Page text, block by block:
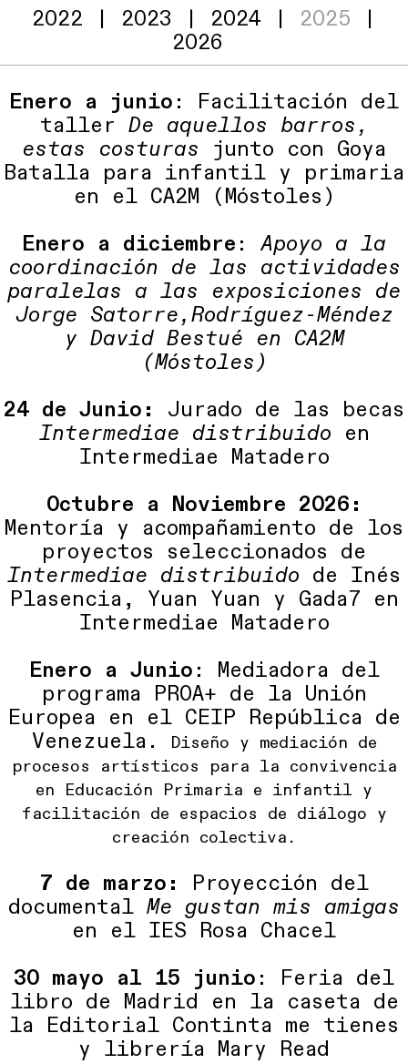
2022 | 2023 | 2024 | 2025 |
2026
Enero a junio : Facilitación del
taller De aquellos barros,
estas costuras junto con Goya
Batalla para infantil y primaria
en el CA2M (Móstoles)
Enero a diciembre : Apoyo a la
coordinación de las actividades
paralelas a las exposiciones de
Jorge Satorre,Rodríguez-Méndez
y David Bestué en CA2M
(Móstoles)
24 de Junio: Jurado de las becas
Intermediae distribuido en
Intermediae Matadero
Octubre a Noviembre 2026:
Mentoría y acompañamiento de los
proyectos seleccionados de
Intermediae distribuido de Inés
Plasencia, Yuan Yuan y Gada7 en
Intermediae Matadero
Enero a Junio : Mediadora del
programa PROA+ de la Unión
Europea en el CEIP República de
Venezuela.
Diseño y mediación de
procesos artísticos para la convivencia
en Educación Primaria e infantil y
facilitación de espacios de diálogo y
creación colectiva.
7 de marzo:
Proyección del
documental Me gustan mis amigas
en el IES Rosa Chacel
30 mayo al 15 junio : Feria del
libro de Madrid en la caseta de
la Editorial Continta me tienes
y librería Mary Read